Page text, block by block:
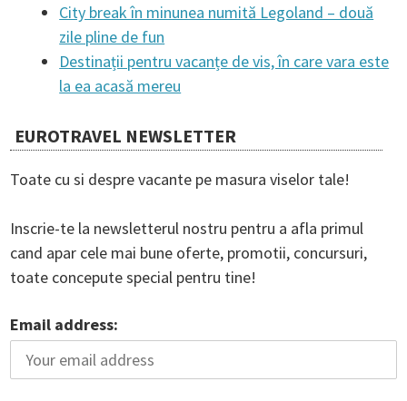
n
City break în minunea numită Legoland – două
zile pline de fun
Destinații pentru vacanțe de vis, în care vara este
la ea acasă mereu
EUROTRAVEL NEWSLETTER
Toate cu si despre vacante pe masura viselor tale!
Inscrie-te la newsletterul nostru pentru a afla primul
cand apar cele mai bune oferte, promotii, concursuri,
toate concepute special pentru tine!
Email address: